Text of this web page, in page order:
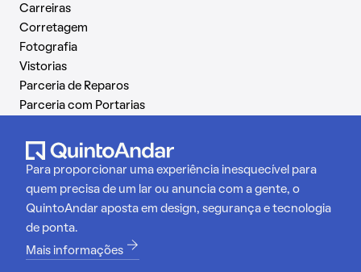
Carreiras
Corretagem
Fotografia
Vistorias
Parceria de Reparos
Parceria com Portarias
Para proporcionar uma experiência inesquecível para
quem precisa de um lar ou anuncia com a gente, o
QuintoAndar aposta em design, segurança e tecnologia
de ponta.
Mais informações